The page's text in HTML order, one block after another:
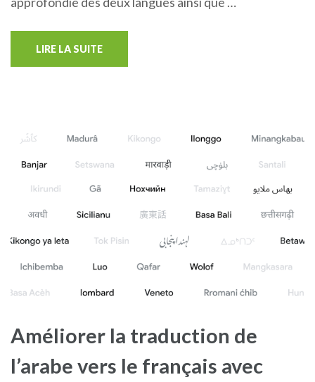
LIRE LA SUITE
Améliorer la traduction de
l’arabe vers le français avec